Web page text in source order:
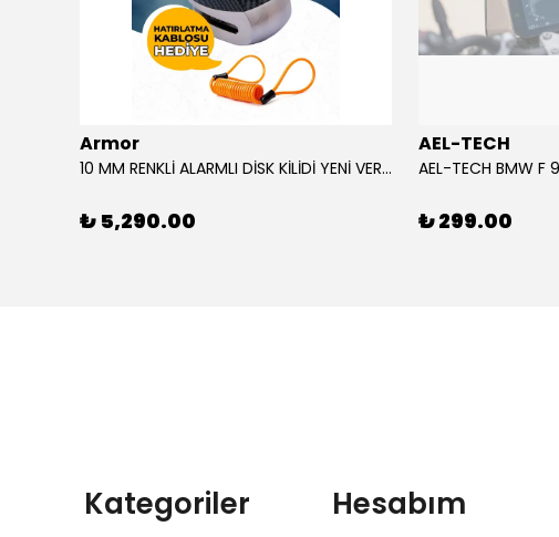
Armor
10 MM RENKLİ ALARMLI DİSK KİLİDİ YENİ VERSİYON
₺ 5,290.00
AEL-TECH
₺ 299.00
Kategoriler Hesabım